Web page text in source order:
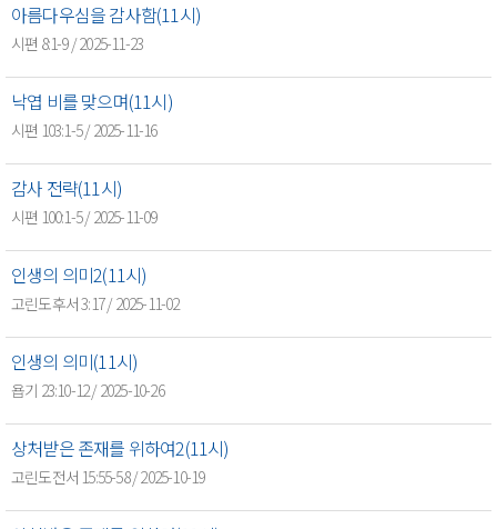
아름다우심을 감사함(11시)
시편 8:1-9 / 2025-11-23
낙엽 비를 맞으며(11시)
시편 103:1-5 / 2025-11-16
감사 전략(11시)
시편 100:1-5 / 2025-11-09
인생의 의미2(11시)
고린도후서 3:17 / 2025-11-02
인생의 의미(11시)
욥기 23:10-12 / 2025-10-26
상처받은 존재를 위하여2(11시)
고린도전서 15:55-58 / 2025-10-19